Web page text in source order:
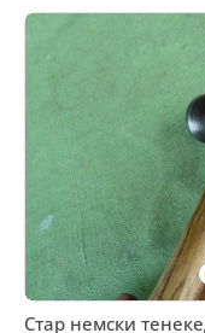
Стар немски